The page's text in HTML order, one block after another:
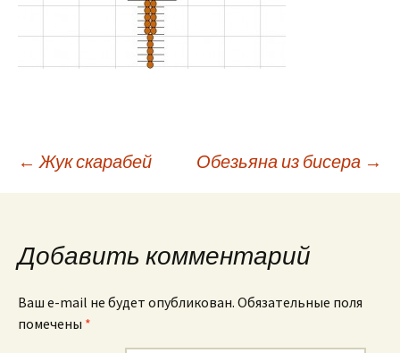
Навигация по
записям
← Жук скарабей Обезьяна из бисера →
Добавить комментарий
Ваш e-mail не будет опубликован. Обязательные поля
помечены *